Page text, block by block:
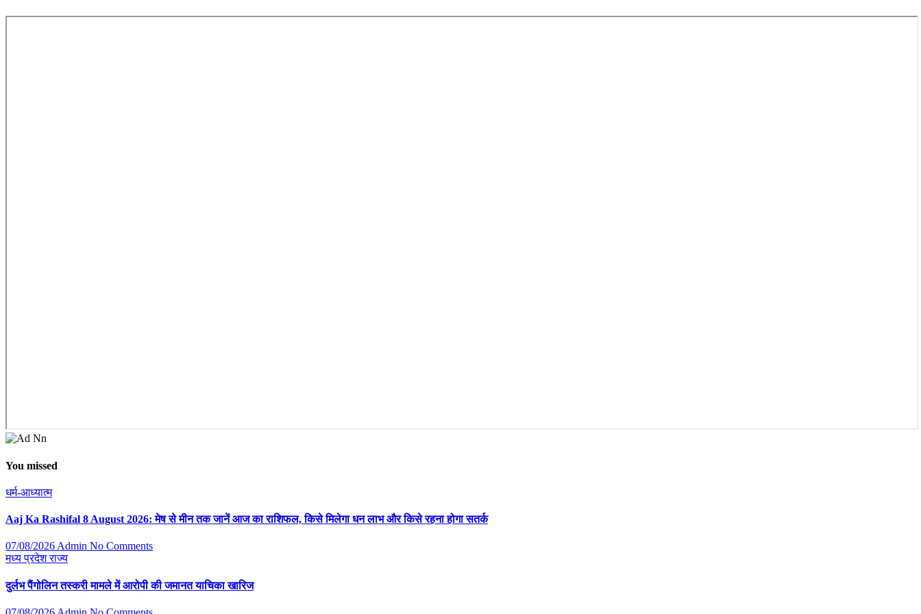
You missed
धर्म-आध्यात्म
Aaj Ka Rashifal 8 August 2026: मेष से मीन तक जानें आज का राशिफल, किसे मिलेगा धन लाभ और किसे रहना होगा सतर्क
07/08/2026Admin No Comments
मध्य प्रदेशराज्य
दुर्लभ पैंगोलिन तस्करी मामले में आरोपी की जमानत याचिका खारिज